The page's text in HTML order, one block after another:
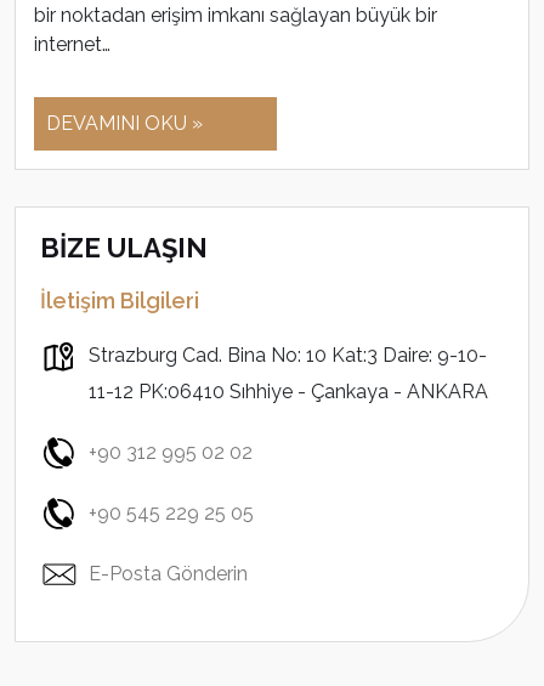
bir noktadan erişim imkanı sağlayan büyük bir
internet…
DEVAMINI OKU »
BİZE ULAŞIN
İletişim Bilgileri
Strazburg Cad. Bina No: 10 Kat:3 Daire: 9-10-
11-12 PK:06410 Sıhhiye - Çankaya - ANKARA
+90 312 995 02 02
+90 545 229 25 05
E-Posta Gönderin